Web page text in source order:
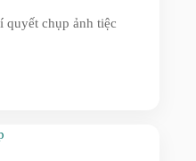
quyết chụp ảnh tiệc